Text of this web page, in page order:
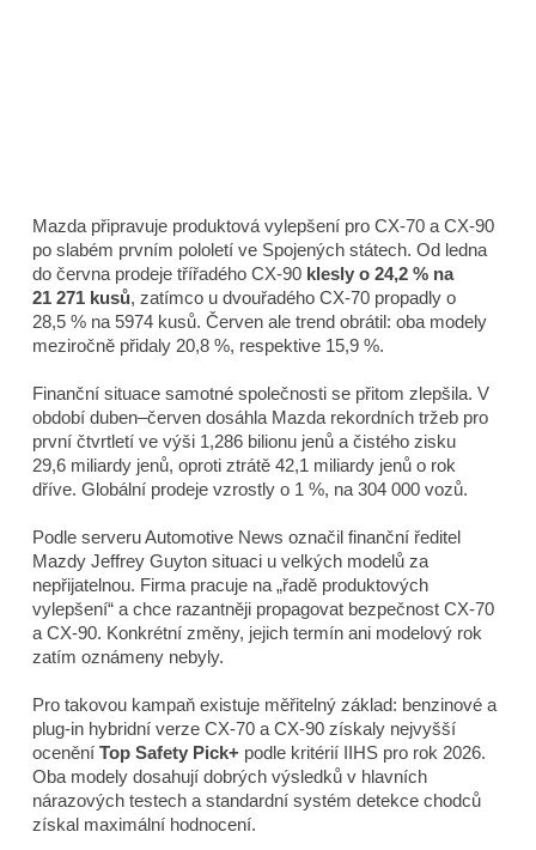
Mazda připravuje produktová vylepšení pro CX-70 a CX-90
po slabém prvním pololetí ve Spojených státech. Od ledna
do června prodeje třířadého CX-90 klesly o 24,2 % na
21 271 kusů, zatímco u dvouřadého CX-70 propadly o
28,5 % na 5974 kusů. Červen ale trend obrátil: oba modely
meziročně přidaly 20,8 %, respektive 15,9 %.
Finanční situace samotné společnosti se přitom zlepšila. V
období duben–červen dosáhla Mazda rekordních tržeb pro
první čtvrtletí ve výši 1,286 bilionu jenů a čistého zisku
29,6 miliardy jenů, oproti ztrátě 42,1 miliardy jenů o rok
dříve. Globální prodeje vzrostly o 1 %, na 304 000 vozů.
Podle serveruAutomotive News označil finanční ředitel
Mazdy Jeffrey Guyton situaci u velkých modelů za
nepřijatelnou. Firma pracuje na „řadě produktových
vylepšení“ a chce razantněji propagovat bezpečnost CX-70
a CX-90. Konkrétní změny, jejich termín ani modelový rok
zatím oznámeny nebyly.
Pro takovou kampaň existuje měřitelný základ: benzinové a
plug-in hybridní verze CX-70 a CX-90 získaly nejvyšší
ocenění Top Safety Pick+ podle kritérií IIHS pro rok 2026.
Oba modely dosahují dobrých výsledků v hlavních
nárazových testech a standardní systém detekce chodců
získal maximální hodnocení.